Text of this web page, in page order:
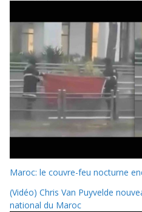
Maroc: le couvre-feu nocturne
(Vidéo) Chris Van Puyvelde
national du Maroc